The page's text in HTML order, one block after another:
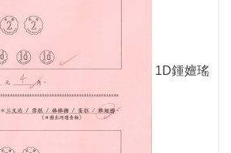
1D鍾嬗瑤